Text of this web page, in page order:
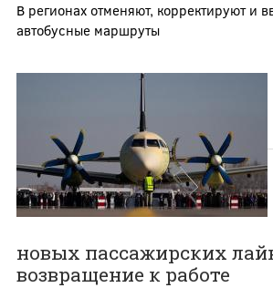
В регионах отменяют, корректируют и
автобусные маршруты
новых пассажирских
возвращение к работе